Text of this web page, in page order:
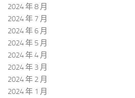
2024 年 8 月
2024 年 7 月
2024 年 6 月
2024 年 5 月
2024 年 4 月
2024 年 3 月
2024 年 2 月
2024 年 1 月